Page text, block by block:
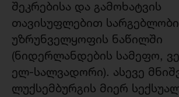
შეკრებისა და გამოხატვის
თავისუფლებით
უზრუნველყოფის ნაწილში
(ნიდერლანდების სამეფო,
ელ-სალვადორი). ასევე
ლუქსემბურგის მიერ